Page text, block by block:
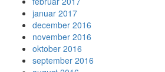
januar 2017
december 2016
november 2016
oktober 2016
september 2016